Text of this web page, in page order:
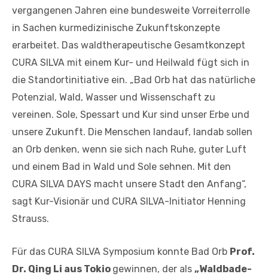
vergangenen Jahren eine bundesweite Vorreiterrolle
in Sachen kurmedizinische Zukunftskonzepte
erarbeitet. Das waldtherapeutische Gesamtkonzept
CURA SILVA mit einem Kur- und Heilwald fügt sich in
die Standortinitiative ein. „Bad Orb hat das natürliche
Potenzial, Wald, Wasser und Wissenschaft zu
vereinen. Sole, Spessart und Kur sind unser Erbe und
unsere Zukunft. Die Menschen landauf, landab sollen
an Orb denken, wenn sie sich nach Ruhe, guter Luft
und einem Bad in Wald und Sole sehnen. Mit den
CURA SILVA DAYS macht unsere Stadt den Anfang“,
sagt Kur-Visionär und CURA SILVA-Initiator Henning
Strauss.
Für das CURA SILVA Symposium konnte Bad Orb Prof.
Dr. Qing Li aus Tokio gewinnen, der als „Waldbade-